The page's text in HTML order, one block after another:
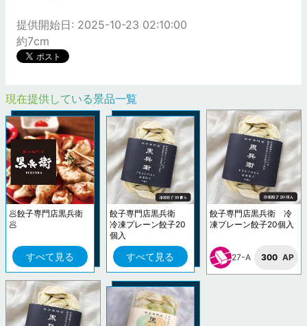
提供開始日: 2025-10-23 02:10:00
約7cm
現在提供している景品一覧
🥟餃子専門店黒兵衛
🥟
すべて見る
餃子専門店黒兵衛
冷凍プレーン餃子20
個入
すべて見る
餃子専門店黒兵衛 冷
凍プレーン餃子20個入
27-A 300 AP